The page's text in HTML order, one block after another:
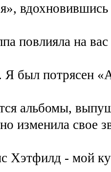
вдохновившись
повлияла на
Я был потрясен
альбомы,
изменила свое
Хэтфилд - мой